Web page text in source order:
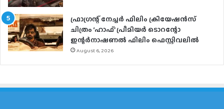
ഫ്രാഗ്രന്റ് നേച്ചര്‍ ഫിലിം ക്രിയേഷന്‍സ്
ചിത്രം ‘ഹാഫ്’ പ്രീമിയര്‍ ടൊറന്റോ
ഇന്റര്‍നാഷണല്‍ ഫിലിം ഫെസ്റ്റിവലില്‍
August 6, 2026